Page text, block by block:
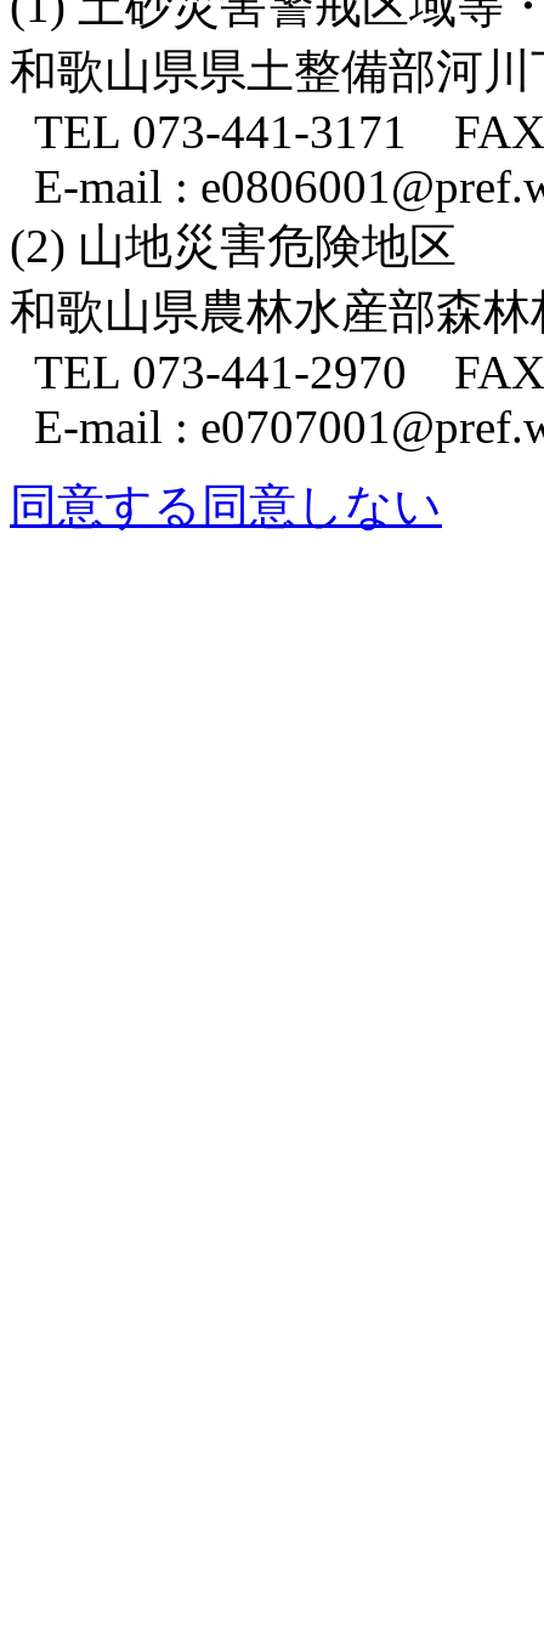
和歌山県県土整備部河
TEL 073-441-3171
E-mail :
(2) 山地災害危険地区
和歌山県農林水産部森
TEL 073-441-2970
E-mail :
同意する 同意しない